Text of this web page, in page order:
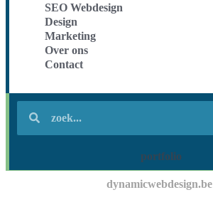
SEO Webdesign
Design
Marketing
Over ons
Contact
portfolio
dynamicwebdesign.be